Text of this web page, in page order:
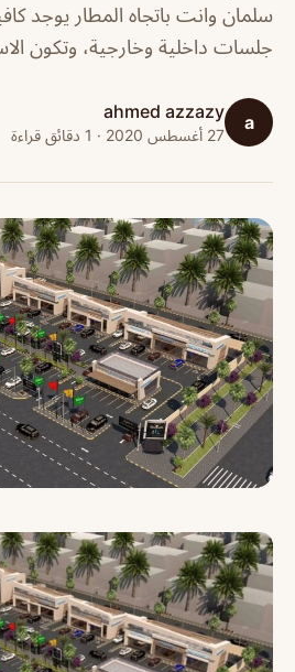
سلمان وانت باتجاه المطار يوجد
جلسات داخلية وخارجية، وتكون
a
ahmed azzazy
27 أغسطس 2020 · 1 دقائق قراءة